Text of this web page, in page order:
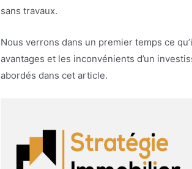
sans travaux.
Nous verrons dans un premier temps ce
avantages et les inconvénients d’un
abordés dans cet article.